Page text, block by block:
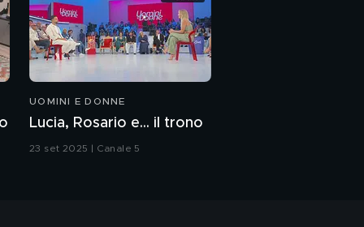
UOMINI E DONNE
Lucia, Rosario e... il trono
23 set 2025 | Canale 5